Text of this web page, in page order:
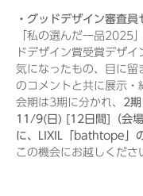
・グッドデザイン審査
「私の選んだ一品2025
ドデザイン賞受賞デザ
気になったもの、目に留
のコメントと共に展示・
会期は3期に分かれ、 2
11/9(日) [12日間]（会
に、LIXIL「bathtope」
この機会にお越しくださ